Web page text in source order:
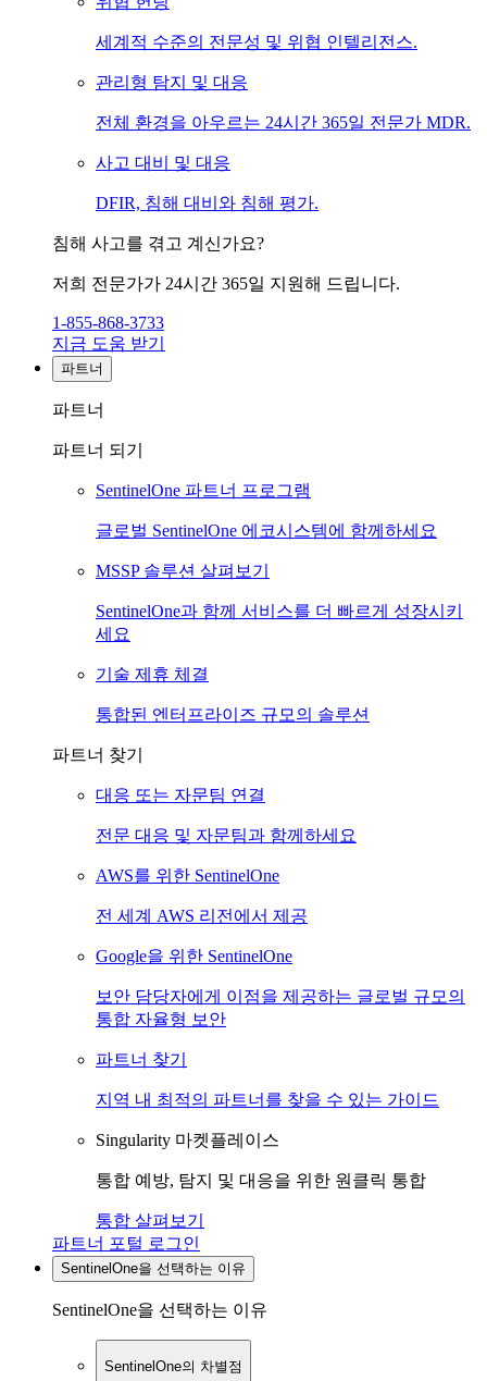
세계적 수준의 전문성 및 위협 인텔리전스.
관리형 탐지 및 대응
전체 환경을 아우르는 24시간 365일 전문가 MDR.
사고 대비 및 대응
DFIR, 침해 대비와 침해 평가.
침해 사고를 겪고 계신가요?
저희 전문가가 24시간 365일 지원해 드립니다.
1-855-868-3733
지금 도움 받기
파트너
파트너
파트너 되기
SentinelOne 파트너 프로그램
글로벌 SentinelOne 에코시스템에 함께하세요
MSSP 솔루션 살펴보기
SentinelOne과 함께 서비스를 더 빠르게 성장시키
세요
기술 제휴 체결
통합된 엔터프라이즈 규모의 솔루션
파트너 찾기
대응 또는 자문팀 연결
전문 대응 및 자문팀과 함께하세요
AWS를 위한 SentinelOne
전 세계 AWS 리전에서 제공
Google을 위한 SentinelOne
보안 담당자에게 이점을 제공하는 글로벌 규모의
통합 자율형 보안
파트너 찾기
지역 내 최적의 파트너를 찾을 수 있는 가이드
Singularity 마켓플레이스
통합 예방, 탐지 및 대응을 위한 원클릭 통합
통합 살펴보기
파트너 포털 로그인
SentinelOne을 선택하는 이유
SentinelOne을 선택하는 이유
SentinelOne의 차별점